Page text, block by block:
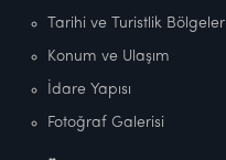
Tarihi ve Turistlik Bölgeler
Konum ve Ulaşım
İdare Yapısı
Fotoğraf Galerisi